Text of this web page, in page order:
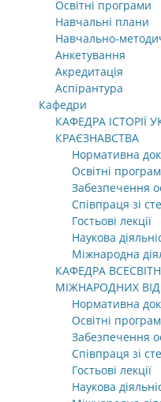
Освітні програми
Навчальні плани
Навчально-
Анкетування
Акредитація
Аспірантура
Кафедри
КАФЕДРА ІСТОРІЇ
КРАЄЗНАВСТВА
Нормативна
Освітні
Забезпечення
Співпраця зі
Гостьові лекції
Наукова
Міжнародна
КАФЕДРА
МІЖНАРОДНИХ
Нормативна
Освітні
Забезпечення
Співпраця зі
Гостьові лекції
Наукова